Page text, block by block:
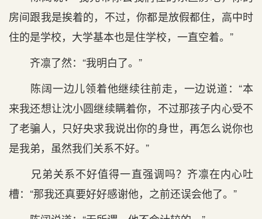
房间跟我是挨着的，不过，你都是放假都住，高中时
住的是学校，大学基本也是住学校，一直空着。”
齐凛了然：“我明白了。”
陈阔一边儿领着他继续往前走，一边说道：“本
来我还想让沈小圆继续瞒着你，不过那孩子内心受不
了老骗人，只好央求我说出你的身世，再怎么说你也
是我弟，虽然我们关系不好。”
兄弟关系不好值得一直强调吗？齐凛在内心吐
槽：“那我还真要好好感谢他，之前还误会他了。”